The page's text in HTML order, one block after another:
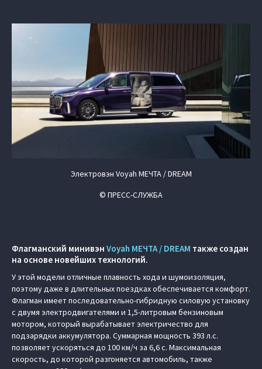
Электровэн Voyah МЕЧТА / DREAM
© ПРЕСС-СЛУЖБА
Флагманский минивэн Voyah МЕЧТА / DREAM также создан
на основе новейших технологий.
У этой модели отличные плавность хода и шумоизоляция,
поэтому даже в длительных поездках обеспечивается комфорт.
Флагман имеет последовательно-гибридную силовую установку
с двумя электродвигателями и 1,5-литровым бензиновым
мотором, который вырабатывает электричество для
подзарядки аккумулятора. Суммарная мощность 393 л.с.
позволяет ускоряться до 100 км/ч за 6,6 с. Максимальная
скорость, до которой разгоняется автомобиль, также